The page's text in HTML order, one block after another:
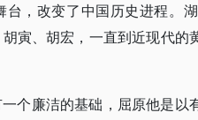
，改变了中国历史进程。
寅、胡宏，一直到近现代的
个廉洁的基础，屈原他是